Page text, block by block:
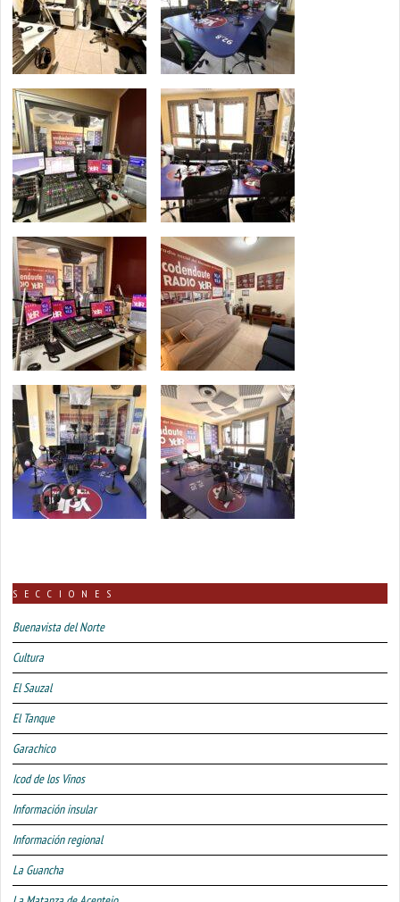
SECCIONES
Buenavista del Norte
Cultura
El Sauzal
El Tanque
Garachico
Icod de los Vinos
Información insular
Información regional
La Guancha